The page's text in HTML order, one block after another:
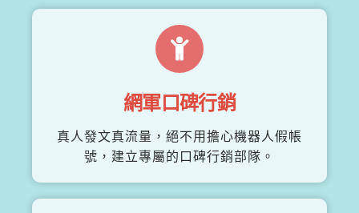
網軍口碑行銷
真人發文真流量，絕不用擔心機器人假帳
號，建立專屬的口碑行銷部隊。